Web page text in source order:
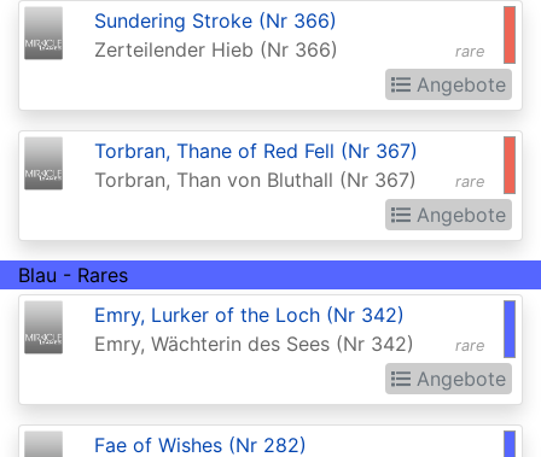
Remastered
Remastered:
Extras
Dominaria
Dominaria
United:
Commander
United:
rare
Sundering Stroke (Nr 366)
Zerteilender Hieb (Nr 366)
Angebote
rare
Torbran, Thane of Red Fell (Nr 367)
Torbran, Than von Bluthall (Nr 367)
Angebote
Blau - Rares
rare
Emry, Lurker of the Loch (Nr 342)
Emry, Wächterin des Sees (Nr 342)
Angebote
Fae of Wishes (Nr 282)